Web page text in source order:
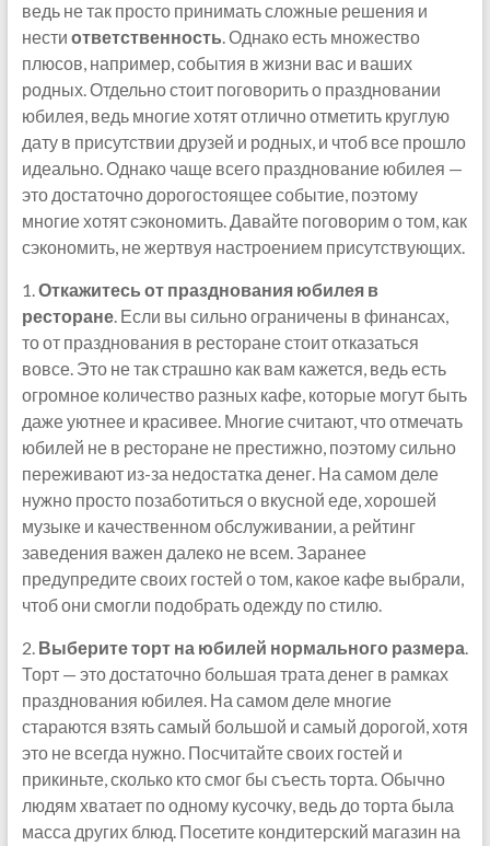
ведь не так просто принимать сложные решения и
нести ответственность. Однако есть множество
плюсов, например, события в жизни вас и ваших
родных. Отдельно стоит поговорить о праздновании
юбилея, ведь многие хотят отлично отметить круглую
дату в присутствии друзей и родных, и чтоб все прошло
идеально. Однако чаще всего празднование юбилея —
это достаточно дорогостоящее событие, поэтому
многие хотят сэкономить. Давайте поговорим о том, как
сэкономить, не жертвуя настроением присутствующих.
1.Откажитесь от празднования юбилея в
ресторане. Если вы сильно ограничены в финансах,
то от празднования в ресторане стоит отказаться
вовсе. Это не так страшно как вам кажется, ведь есть
огромное количество разных кафе, которые могут быть
даже уютнее и красивее. Многие считают, что отмечать
юбилей не в ресторане не престижно, поэтому сильно
переживают из-за недостатка денег. На самом деле
нужно просто позаботиться о вкусной еде, хорошей
музыке и качественном обслуживании, а рейтинг
заведения важен далеко не всем. Заранее
предупредите своих гостей о том, какое кафе выбрали,
чтоб они смогли подобрать одежду по стилю.
2. Выберите торт на юбилей нормального размера.
Торт — это достаточно большая трата денег в рамках
празднования юбилея. На самом деле многие
стараются взять самый большой и самый дорогой, хотя
это не всегда нужно. Посчитайте своих гостей и
прикиньте, сколько кто смог бы съесть торта. Обычно
людям хватает по одному кусочку, ведь до торта была
масса других блюд. Посетите кондитерский магазин на